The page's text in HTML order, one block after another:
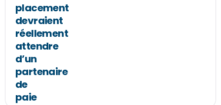
placement
devraient
réellement
attendre
d’un
partenaire
de
paie